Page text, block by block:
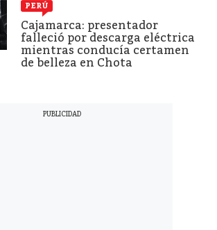
PERÚ
Cajamarca: presentador
falleció por descarga eléctrica
mientras conducía certamen
de belleza en Chota